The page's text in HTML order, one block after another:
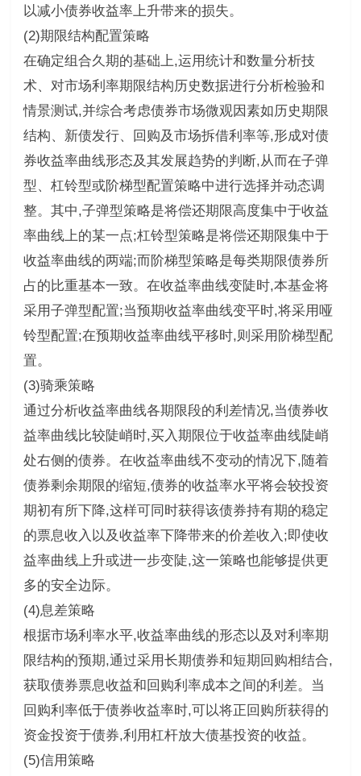
以减小债券收益率上升带来的损失。
(2)期限结构配置策略
在确定组合久期的基础上,运用统计和数量分析技
术、对市场利率期限结构历史数据进行分析检验和
情景测试,并综合考虑债券市场微观因素如历史期限
结构、新债发行、回购及市场拆借利率等,形成对债
券收益率曲线形态及其发展趋势的判断,从而在子弹
型、杠铃型或阶梯型配置策略中进行选择并动态调
整。其中,子弹型策略是将偿还期限高度集中于收益
率曲线上的某一点;杠铃型策略是将偿还期限集中于
收益率曲线的两端;而阶梯型策略是每类期限债券所
占的比重基本一致。在收益率曲线变陡时,本基金将
采用子弹型配置;当预期收益率曲线变平时,将采用哑
铃型配置;在预期收益率曲线平移时,则采用阶梯型配
置。
(3)骑乘策略
通过分析收益率曲线各期限段的利差情况,当债券收
益率曲线比较陡峭时,买入期限位于收益率曲线陡峭
处右侧的债券。在收益率曲线不变动的情况下,随着
债券剩余期限的缩短,债券的收益率水平将会较投资
期初有所下降,这样可同时获得该债券持有期的稳定
的票息收入以及收益率下降带来的价差收入;即使收
益率曲线上升或进一步变陡,这一策略也能够提供更
多的安全边际。
(4)息差策略
根据市场利率水平,收益率曲线的形态以及对利率期
限结构的预期,通过采用长期债券和短期回购相结合,
获取债券票息收益和回购利率成本之间的利差。当
回购利率低于债券收益率时,可以将正回购所获得的
资金投资于债券,利用杠杆放大债基投资的收益。
(5)信用策略